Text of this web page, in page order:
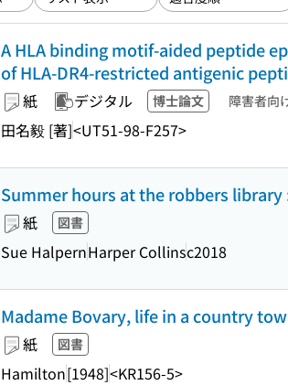
A HLA binding motif-aided peptide
of HLA-DR4-restricted antigenic
紙 デジタル 博士論文 障害者向
田名毅 [著]<UT51-98-F257>
Summer hours at the robbers library
紙 図書
Sue HalpernHarper Collinsc2018
Madame Bovary, life in a country
紙 図書
Hamilton[1948]<KR156-5>